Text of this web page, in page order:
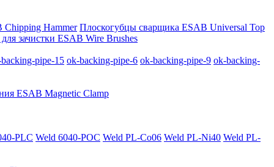
Hammer Плоскогубцы сварщика ESAB Universal Top
зачистки ESAB Wire Brushes
pipe-15 ok-backing-pipe-6 ok-backing-pipe-9 ok-backing-
ESAB Magnetic Clamp
PLС Weld 6040-POC Weld PL-Co06 Weld PL-Ni40 Weld PL-